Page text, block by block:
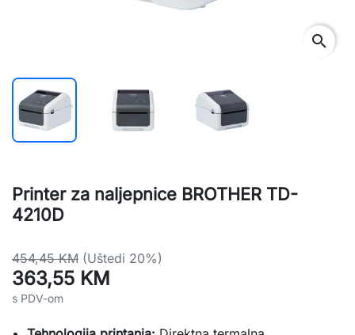
search
Printer za naljepnice BROTHER TD-
4210D
454,45 KM (Uštedi 20%)
363,55 KM
s PDV-om